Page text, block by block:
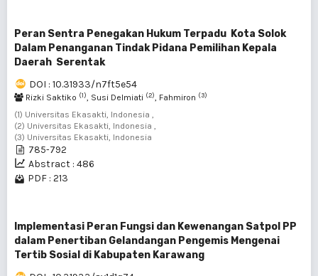
Peran Sentra Penegakan Hukum Terpadu Kota Solok
Dalam Penanganan Tindak Pidana Pemilihan Kepala
Daerah Serentak
DOI : 10.31933/n7ft5e54
Rizki Saktiko (1), Susi Delmiati (2), Fahmiron (3)
(1) Universitas Ekasakti, Indonesia ,
(2) Universitas Ekasakti, Indonesia ,
(3) Universitas Ekasakti, Indonesia
785-792
Abstract : 486
PDF : 213
Implementasi Peran Fungsi dan Kewenangan Satpol PP
dalam Penertiban Gelandangan Pengemis Mengenai
Tertib Sosial di Kabupaten Karawang